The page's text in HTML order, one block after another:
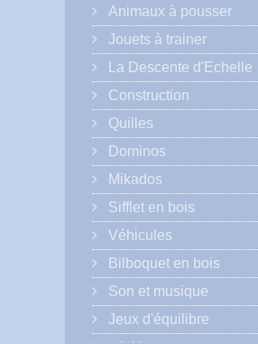
Animaux à pousser
Jouets à trainer
La Descente d'Echelle
Construction
Quilles
Dominos
Mikados
Sifflet en bois
Véhicules
Bilboquet en bois
Son et musique
Jeux d'équilibre